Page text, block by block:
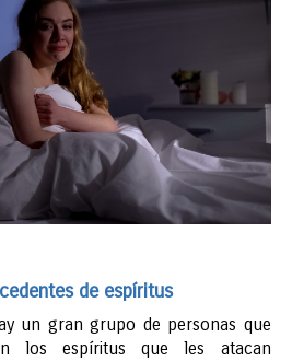
de espíritus
un gran grupo de personas que
los espíritus que les atacan